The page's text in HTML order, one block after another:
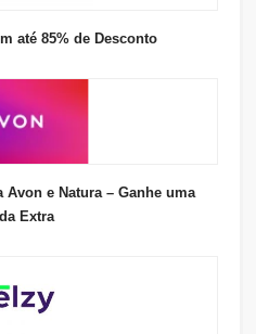
até 85% de Desconto
Avon e Natura – Ganhe uma
Extra